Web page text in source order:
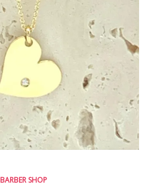
BARBER SHOP